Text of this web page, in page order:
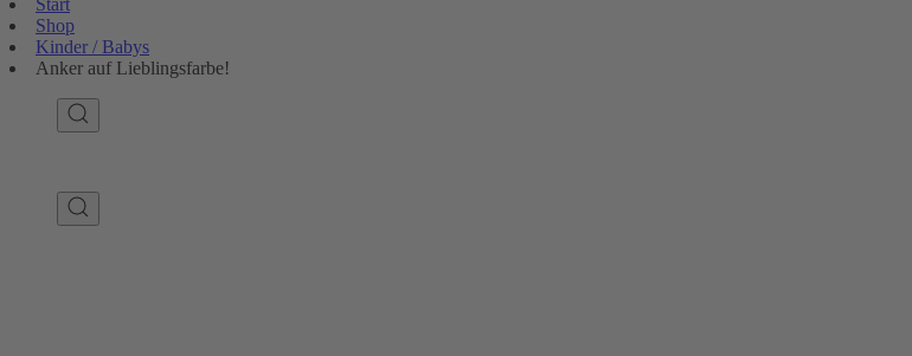
Start
Shop
Kinder / Babys
Anker auf Lieblingsfarbe!